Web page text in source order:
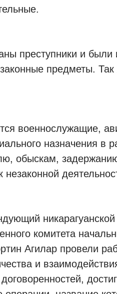
преступники и были
предметы.
военнослужащие,
назначения в
обыскам,
комитета
Агилар провели
и